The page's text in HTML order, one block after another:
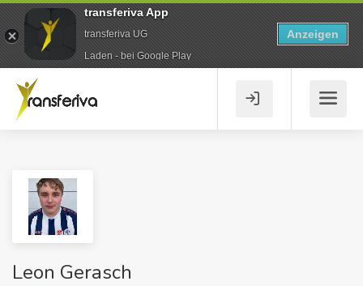
Leon Gerasch
transferiva App
transferiva UG
Laden - bei Google Play
Anzeigen